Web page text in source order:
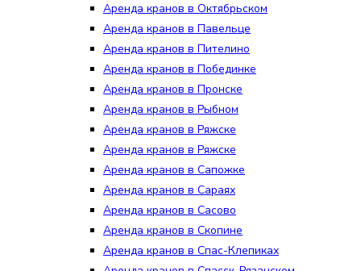
Аренда кранов в Октябрьском
Аренда кранов в Павельце
Аренда кранов в Пителино
Аренда кранов в Побединке
Аренда кранов в Пронске
Аренда кранов в Рыбном
Аренда кранов в Ряжске
Аренда кранов в Ряжске
Аренда кранов в Сапожке
Аренда кранов в Сараях
Аренда кранов в Сасово
Аренда кранов в Скопине
Аренда кранов в Спас-Клепиках